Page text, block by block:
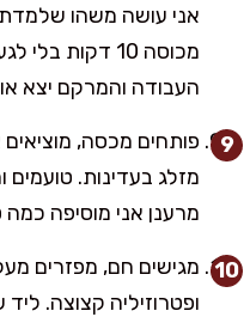
אני עושה משהו
מכוסה 10 דקות
העבודה והמרקם יצא
פותחים מכסה,
מזלג בעדינות. טועמים
מרענן אני מוסיפה
מגישים חם, מפזרים
ופטרוזיליה קצוצה.